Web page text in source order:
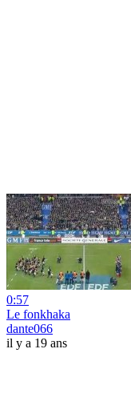
0:57
Le fonkhaka
dante066
il y a 19 ans